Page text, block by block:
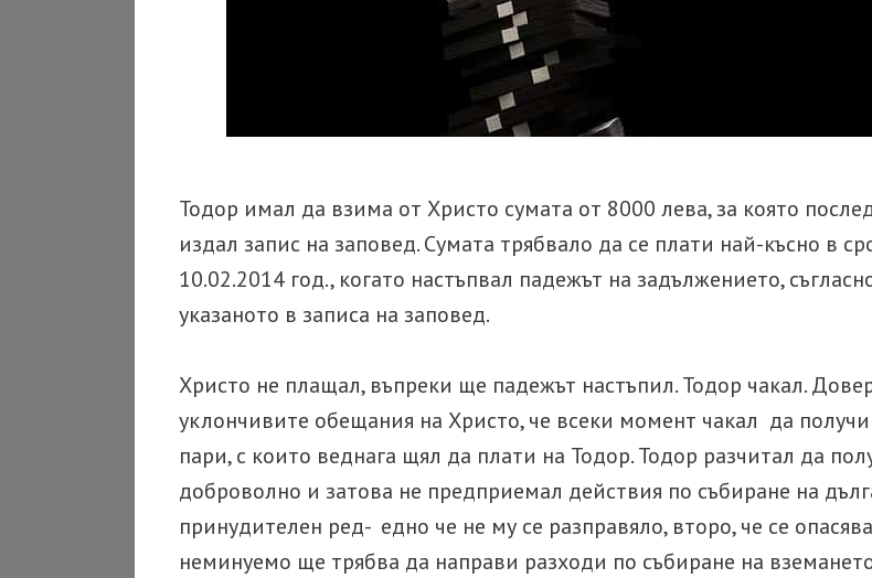
АДВОКАТ
ПРАВО
Тодор имал да взима от Христо сумата от 8000 лева, за която
издал запис на заповед. Сумата трябвало да се плати най-късно в
10.02.2014 год., когато настъпвал падежът на задължението,
указаното в записа на заповед.
Христо не плащал, въпреки ще падежът настъпил. Тодор чакал.
уклончивите обещания на Христо, че всеки момент чакал да
пари, с които веднага щял да плати на Тодор. Тодор разчитал да
доброволно и затова не предприемал действия по събиране на
принудителен ред- едно че не му се разправяло, второ, че се
неминуемо ще трябва да направи разходи по събиране на